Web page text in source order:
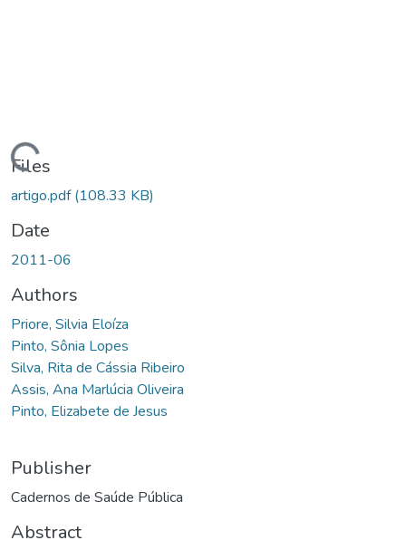
Files
artigo.pdf(108.33 KB)
Date
2011-06
Authors
Priore, Silvia Eloíza
Pinto, Sônia Lopes
Silva, Rita de Cássia Ribeiro
Assis, Ana Marlúcia Oliveira
Pinto, Elizabete de Jesus
Publisher
Cadernos de Saúde Pública
Abstract